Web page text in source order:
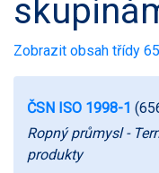
Zobrazit obsah třídy
ČSN ISO 1998-1
Ropný průmysl -
produkty